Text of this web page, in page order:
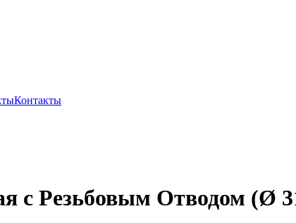
Контакты
с Резьбовым Отводом (Ø